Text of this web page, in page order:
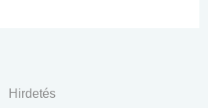
Hirdetés